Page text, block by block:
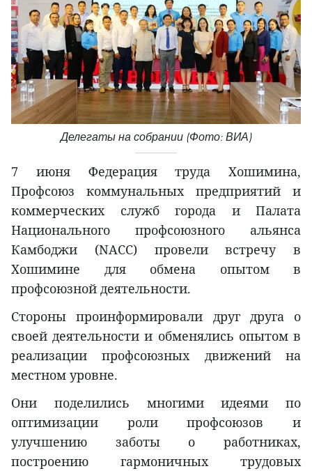
Делегаты на собрании (Фото: ВИА)
7 июня Федерация труда Хошимина,
Профсоюз коммунальных предприятий и
коммерческих служб города и Палата
Национального профсоюзного альянса
Камбоджи (NACC) провели встречу в
Хошимине для обмена опытом в
профсоюзной деятельности.
Стороны проинформировали друг друга о
своей деятельности и обменялись опытом в
реализации профсоюзных движений на
местном уровне.
Они поделились многими идеями по
оптимизации роли профсоюзов и
улучшению заботы о работниках,
построению гармоничных трудовых